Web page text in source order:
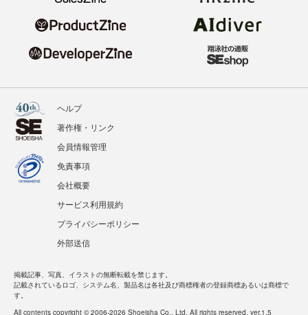
ヘルプ
著作権・リンク
会員情報管理
免責事項
会社概要
サービス利用規約
プライバシーポリシー
外部送信
掲載記事、写真、イラストの無断転載を禁じます。
記載されているロゴ、システム名、製品名は各社及び商標権者の登録商標あるいは商標で
す。
All contents copyright © 2006-2026 Shoeisha Co., Ltd. All rights reserved. ver.1.5